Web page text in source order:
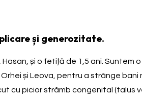
și generozitate.
și o fetiță de 1,5 ani.
și Leova, pentru a strânge
cu picior strâmb congenital (talus